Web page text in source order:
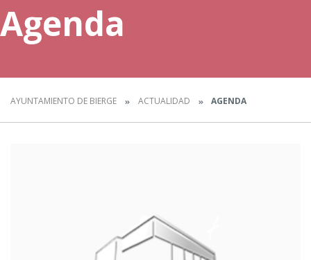
Agenda
AYUNTAMIENTO DE BIERGE ACTUALIDAD AGENDA